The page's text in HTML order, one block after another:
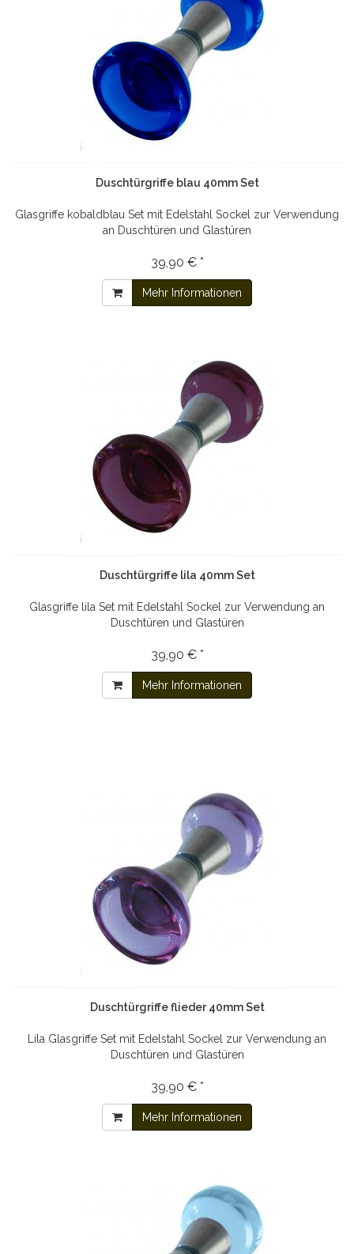
Duschtürgriffe blau 40mm Set
Glasgriffe kobaldblau Set mit Edelstahl Sockel zur Verwendung
an Duschtüren und Glastüren
39,90 € *
Mehr Informationen
Duschtürgriffe lila 40mm Set
Glasgriffe lila Set mit Edelstahl Sockel zur Verwendung an
Duschtüren und Glastüren
39,90 € *
Mehr Informationen
Duschtürgriffe flieder 40mm Set
Lila Glasgriffe Set mit Edelstahl Sockel zur Verwendung an
Duschtüren und Glastüren
39,90 € *
Mehr Informationen